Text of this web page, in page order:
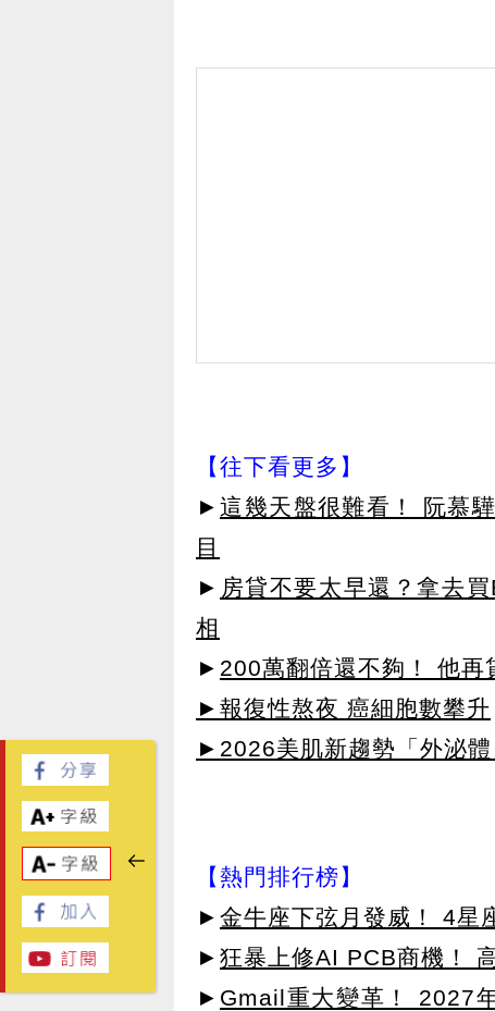
【往下看更多】
► 這幾天盤很難看！ 阮慕
目
► 房貸不要太早還？拿去
相
► 200萬翻倍還不夠！ 他再
►報復性熬夜 癌細胞數攀升
►2026美肌新趨勢「外泌
【熱門排行榜】
► 金牛座下弦月發威！ 4星
► 狂暴上修AI PCB商機！
► Gmail重大變革！ 2027